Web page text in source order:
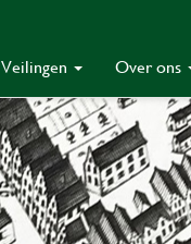
Veilingen Over ons